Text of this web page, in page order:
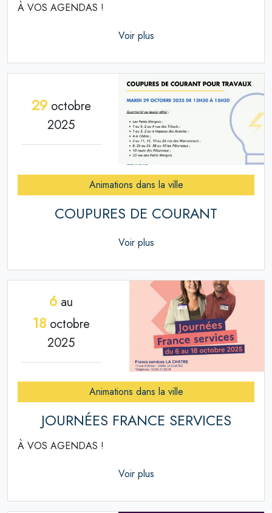
À VOS AGENDAS !
Voir plus
29octobre
2025
Animations dans la ville
COUPURES DE COURANT
Voir plus
6 au
18octobre
2025
Animations dans la ville
JOURNÉES FRANCE SERVICES
À VOS AGENDAS !
Voir plus